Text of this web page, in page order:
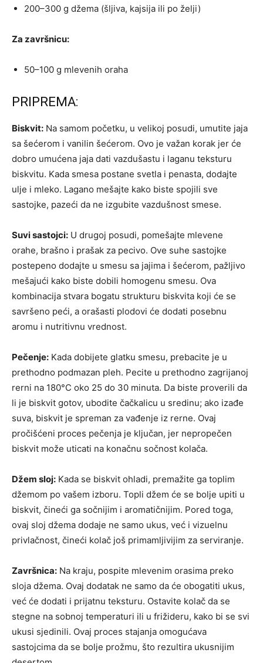
200–300 g džema (šljiva, kajsija ili po želji)
Za završnicu:
50–100 g mlevenih oraha
PRIPREMA:
Biskvit: Na samom početku, u velikoj posudi, umutite jaja
sa šećerom i vanilin šećerom. Ovo je važan korak jer će
dobro umućena jaja dati vazdušastu i laganu teksturu
biskvitu. Kada smesa postane svetla i penasta, dodajte
ulje i mleko. Lagano mešajte kako biste spojili sve
sastojke, pazeći da ne izgubite vazdušnost smese.
Suvi sastojci: U drugoj posudi, pomešajte mlevene
orahe, brašno i prašak za pecivo. Ove suhe sastojke
postepeno dodajte u smesu sa jajima i šećerom, pažljivo
mešajući kako biste dobili homogenu smesu. Ova
kombinacija stvara bogatu strukturu biskvita koji će se
savršeno peći, a orašasti plodovi će dodati posebnu
aromu i nutritivnu vrednost.
Pečenje: Kada dobijete glatku smesu, prebacite je u
prethodno podmazan pleh. Pecite u prethodno zagrijanoj
rerni na 180°C oko 25 do 30 minuta. Da biste proverili da
li je biskvit gotov, ubodite čačkalicu u sredinu; ako izađe
suva, biskvit je spreman za vađenje iz rerne. Ovaj
pročišćeni proces pečenja je ključan, jer nepropečen
biskvit može uticati na konačnu sočnost kolača.
Džem sloj: Kada se biskvit ohladi, premažite ga toplim
džemom po vašem izboru. Topli džem će se bolje upiti u
biskvit, čineći ga sočnijim i aromatičnijim. Pored toga,
ovaj sloj džema dodaje ne samo ukus, već i vizuelnu
privlačnost, čineći kolač još primamljivijim za serviranje.
Završnica: Na kraju, pospite mlevenim orasima preko
sloja džema. Ovaj dodatak ne samo da će obogatiti ukus,
već će dodati i prijatnu teksturu. Ostavite kolač da se
stegne na sobnoj temperaturi ili u frižideru, kako bi se svi
ukusi sjedinili. Ovaj proces stajanja omogućava
sastojcima da se bolje prožmu, što rezultira ukusnijim